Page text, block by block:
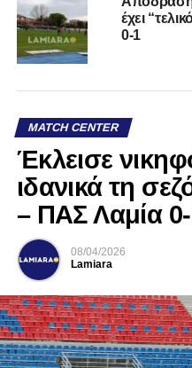
έχει
0-1
MATCH CENTER
Έκλεισε
ιδανικά τη
– ΠΑΣ Λαμία
08/04/2026
Lamiara